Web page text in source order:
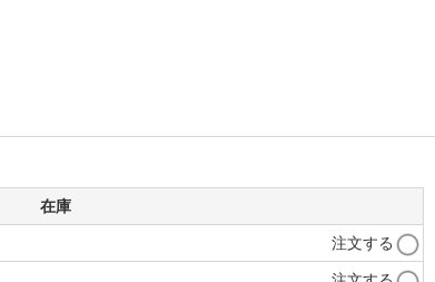
在庫
注文する